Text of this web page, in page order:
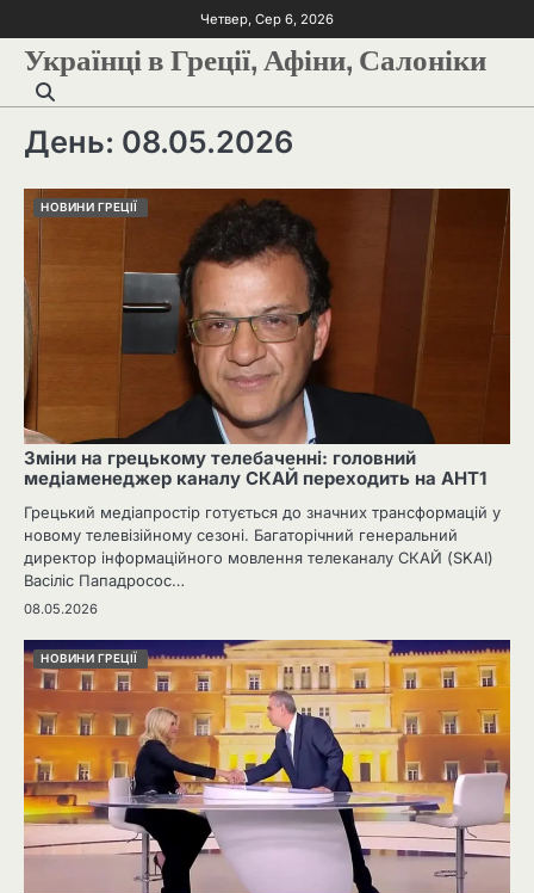
Четвер, Сер 6, 2026
Українці в Греції, Афіни, Салоніки
День: 08.05.2026
НОВИНИ ГРЕЦІЇ
Зміни на грецькому телебаченні: головний
медіаменеджер каналу СКАЙ переходить на АНТ1
Грецький медіапростір готується до значних трансформацій у
новому телевізійному сезоні. Багаторічний генеральний
директор інформаційного мовлення телеканалу СКАЙ (SKAI)
Васіліс Пападросос…
08.05.2026
НОВИНИ ГРЕЦІЇ